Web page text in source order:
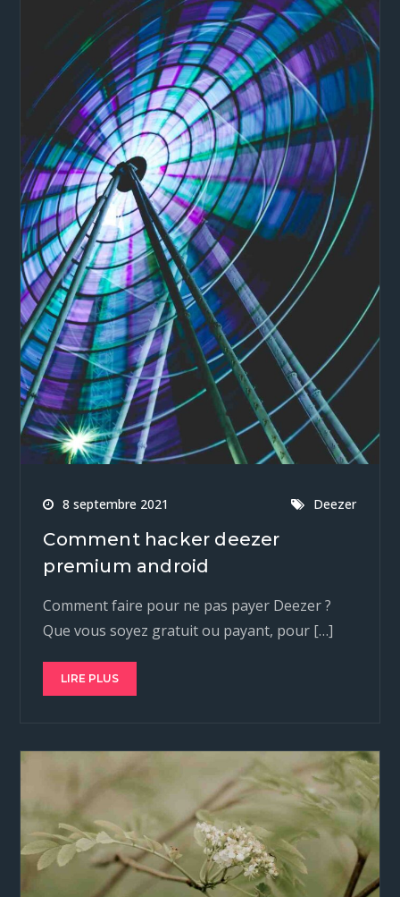
8 septembre 2021 Deezer
Comment hacker deezer
premium android
Comment faire pour ne pas payer Deezer ?
Que vous soyez gratuit ou payant, pour […]
LIRE PLUS